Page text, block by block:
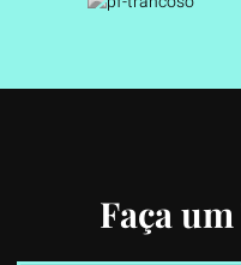
Faça